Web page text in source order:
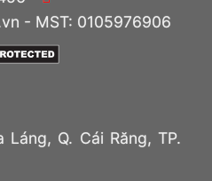
- MST: 0105976906
Láng, Q. Cái Răng, TP.